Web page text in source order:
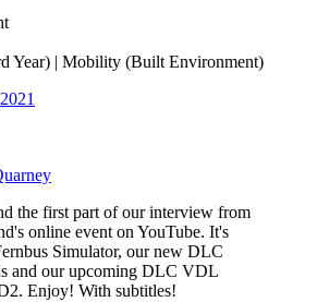
Year) | Mobility (Built Environment)
the first part of our interview from
online event on YouTube. It's
Simulator, our new DLC
and our upcoming DLC VDL
Enjoy! With subtitles!